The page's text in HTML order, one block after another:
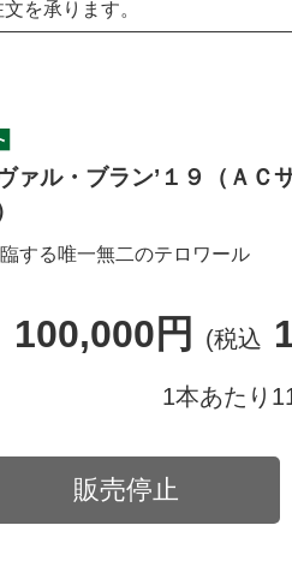
を承ります。
ァル・ブラン’１９（ＡＣ
する唯一無二のテロワール
100,000円 (税込
1本あたり
販売停止